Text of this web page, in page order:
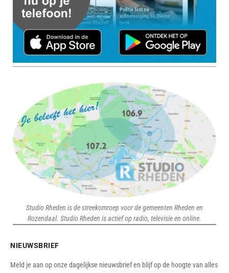
Studio Rheden is de streekomroep voor de gemeenten Rheden en
Rozendaal. Studio Rheden is actief op radio, televisie en online.
NIEUWSBRIEF
Meld je aan op onze dagelijkse nieuwsbrief en blijf op de hoogte van alles